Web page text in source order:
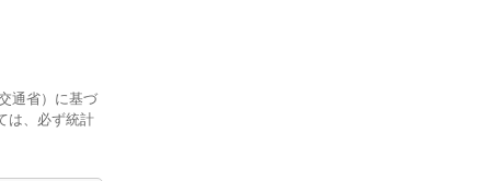
通省）に基づ
は、必ず統計